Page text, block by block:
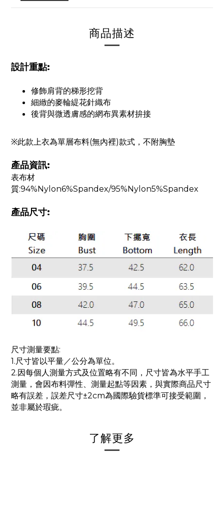
商品描述
設計重點:
修飾肩背的梯形挖背
細緻的麥輪緹花針織布
後背與微透膚感的網布異素材拚接
※此款上衣為單層布料(無內裡)款式，不附胸墊
產品資訊:
表布材
質:94%Nylon6%Spandex/95%Nylon5%Spandex
產品尺寸:
尺寸測量要點:
1.尺寸皆以平量／公分為單位。
2.因每個人測量方式及位置略有不同，尺寸皆為水平手工
測量，會因布料彈性、測量起點等因素，與實際商品尺寸
略有誤差，誤差尺寸±2cm為國際驗貨標準可接受範圍，
並非屬於瑕疵。
了解更多